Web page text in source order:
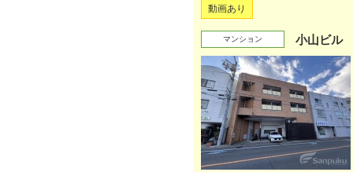
動画あり
マンション 小山ビル